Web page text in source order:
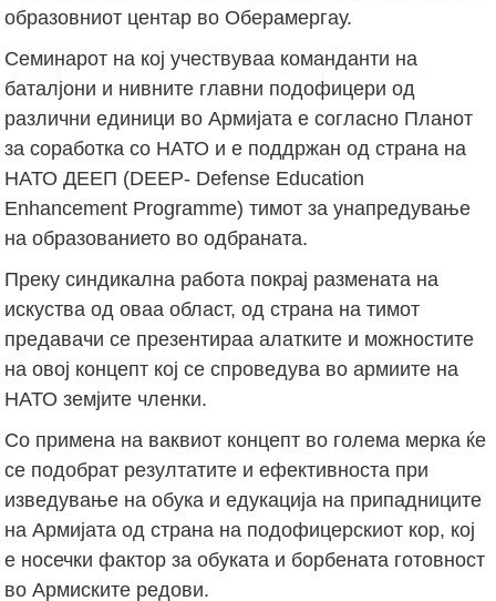
образовниот центар во Оберамергау.
Семинарот на кој учествуваа команданти на
баталјони и нивните главни подофицери од
различни единици во Армијата е согласно Планот
за соработка со НАТО и е поддржан од страна на
НАТО ДЕЕП (DEEP- Defense Education
Enhancement Programme) тимот за унапредување
на образованието во одбраната.
Преку синдикална работа покрај размената на
искуства од оваа област, од страна на тимот
предавачи се презентираа алатките и можностите
на овој концепт кој се спроведува во армиите на
НАТО земјите членки.
Со примена на ваквиот концепт во голема мерка ќе
се подобрат резултатите и ефективноста при
изведување на обука и едукација на припадниците
на Армијата од страна на подофицерскиот кор, кој
е носечки фактор за обуката и борбената готовност
во Армиските редови.